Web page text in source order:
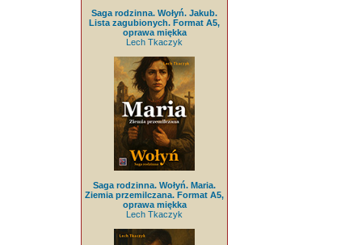
Saga rodzinna. Wołyń. Jakub.
Lista zagubionych. Format A5,
oprawa miękka
Lech Tkaczyk
Saga rodzinna. Wołyń. Maria.
Ziemia przemilczana. Format A5,
oprawa miękka
Lech Tkaczyk